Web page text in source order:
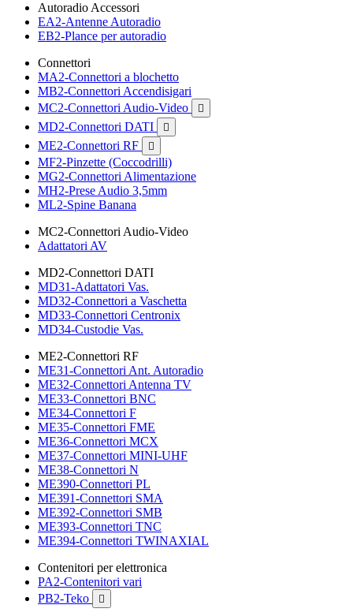
Autoradio Accessori
EA2-Antenne Autoradio
EB2-Plance per autoradio
Connettori
MA2-Connettori a blochetto
MB2-Connettori Accendisigari
MC2-Connettori Audio-Video

MD2-Connettori DATI 
ME2-Connettori RF 
MF2-Pinzette (Coccodrilli)
MG2-Connettori Alimentazione
MH2-Prese Audio 3,5mm
ML2-Spine Banana
MC2-Connettori Audio-Video
Adattatori AV
MD2-Connettori DATI
MD31-Adattatori Vas.
MD32-Connettori a Vaschetta
MD33-Connettori Centronix
MD34-Custodie Vas.
ME2-Connettori RF
ME31-Connettori Ant. Autoradio
ME32-Connettori Antenna TV
ME33-Connettori BNC
ME34-Connettori F
ME35-Connettori FME
ME36-Connettori MCX
ME37-Connettori MINI-UHF
ME38-Connettori N
ME390-Connettori PL
ME391-Connettori SMA
ME392-Connettori SMB
ME393-Connettori TNC
ME394-Connettori TWINAXIAL
Contenitori per elettronica
PA2-Contenitori vari
PB2-Teko
